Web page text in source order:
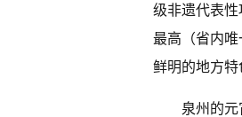
级非遗代表
最高（省内
鲜明的地方特
泉州的